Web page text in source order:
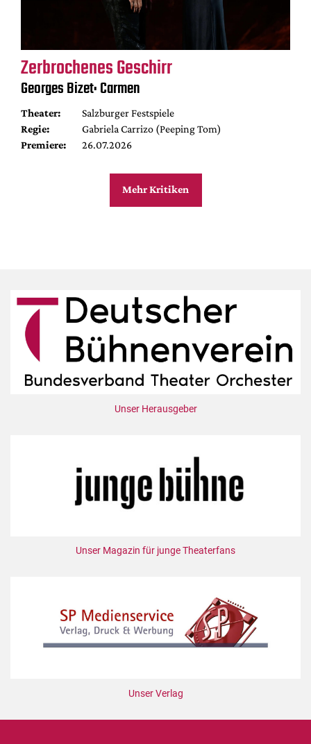
Zerbrochenes Geschirr
Georges Bizet: Carmen
Theater:
Salzburger Festspiele
Regie:
Gabriela Carrizo (Peeping Tom)
Premiere:
26.07.2026
Mehr Kritiken
Unser Herausgeber
Unser Magazin für junge Theaterfans
Unser Verlag